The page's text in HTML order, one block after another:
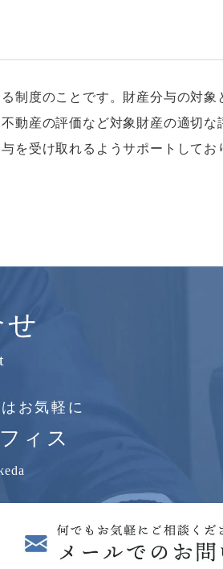
制度のことです。財産分与の対
動産の評価など対象財産の適切な
を受け取れるようサポートしてお
お気軽に
ィス